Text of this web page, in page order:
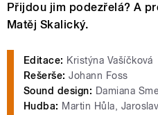
Přijdou jim podezřelá? A
Matěj Skalický.
Editace: Kristýna Vašíčková
Rešerše:Johann Foss
Sound design: Damiana
Hudba: Martin Hůla,